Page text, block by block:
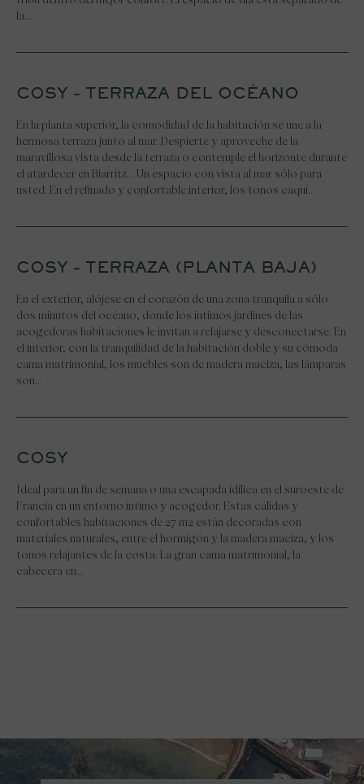
Skip
to
content
la…
COSY – TERRAZA DEL OCÉANO
En la planta superior, la comodidad de la habitación se une a la
hermosa terraza junto al mar. Despierte y aproveche de la
maravillosa vista desde la terraza o contemple el horizonte durante
el atardecer en Biarritz… Un espacio con vista al mar sólo para
usted. En el refinado y confortable interior, los tonos caqui…
COSY – TERRAZA (PLANTA BAJA)
En el exterior, alójese en el corazón de una zona tranquila a sólo
dos minutos del océano, donde los intimos jardines de las
acogedoras habitaciones le invitan a relajarse y desconectarse. En
el interior, con la tranquilidad de la habitación doble y su cómoda
cama matrimonial, los muebles son de madera maciza, las lámparas
son…
COSY
Ideal para un fin de semana o una escapada idílica en el suroeste de
Francia en un entorno íntimo y acogedor. Estas cálidas y
confortables habitaciones de 27 m2 están decoradas con
materiales naturales, entre el hormigón y la madera maciza, y los
tonos relajantes de la costa. La gran cama matrimonial, la
cabecera en…